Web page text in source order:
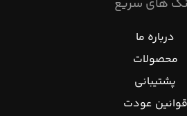
درباره ما
محصولات
پشتیبانی
قوانین عودت